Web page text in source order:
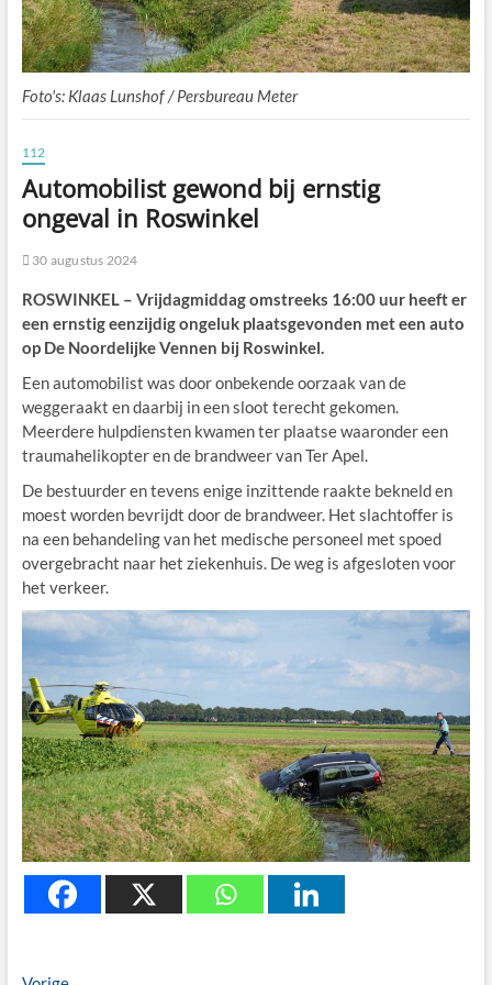
Foto's: Klaas Lunshof / Persbureau Meter
112
Automobilist gewond bij ernstig
ongeval in Roswinkel
30 augustus 2024
ROSWINKEL – Vrijdagmiddag omstreeks 16:00 uur heeft er
een ernstig eenzijdig ongeluk plaatsgevonden met een auto
op De Noordelijke Vennen bij Roswinkel.
Een automobilist was door onbekende oorzaak van de
weggeraakt en daarbij in een sloot terecht gekomen.
Meerdere hulpdiensten kwamen ter plaatse waaronder een
traumahelikopter en de brandweer van Ter Apel.
De bestuurder en tevens enige inzittende raakte bekneld en
moest worden bevrijdt door de brandweer. Het slachtoffer is
na een behandeling van het medische personeel met spoed
overgebracht naar het ziekenhuis. De weg is afgesloten voor
het verkeer.